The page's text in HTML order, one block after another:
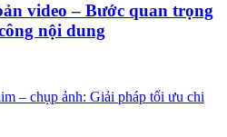
video – Bước quan trọng
nội dung